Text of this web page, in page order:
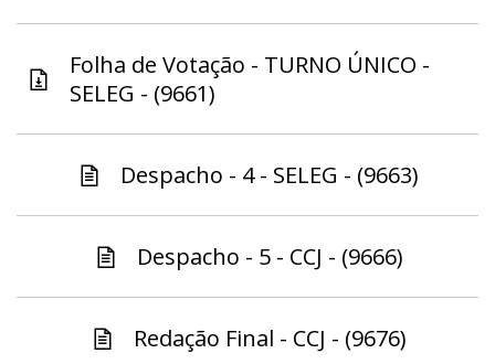
Folha de Votação - TURNO ÚNICO -
SELEG - (9661)
Despacho - 4 - SELEG - (9663)
Despacho - 5 - CCJ - (9666)
Redação Final - CCJ - (9676)